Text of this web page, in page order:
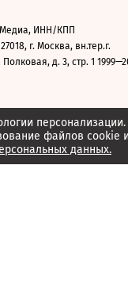
файлов cookie
данных.
ИНН/КПП
г. Москва, вн.тер.г.
д. 3, стр. 1